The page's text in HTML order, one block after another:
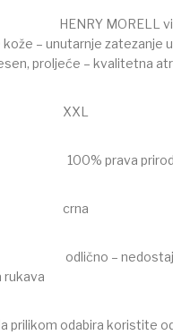
HENRY MORELL
kože – unutarnje zatezanje
proljeće – kvalitetna
XXL
100% prava
crna
odlično –
rukava
prilikom odabira koristite